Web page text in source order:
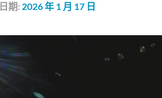
日期: 2026 年 1 月 17 日